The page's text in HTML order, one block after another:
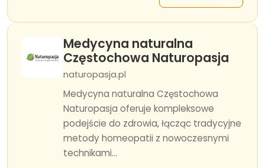
Medycyna naturalna
Częstochowa Naturopasja
naturopasja.pl
Medycyna naturalna Częstochowa
Naturopasja oferuje kompleksowe
podejście do zdrowia, łącząc tradycyjne
metody homeopatii z nowoczesnymi
technikami...